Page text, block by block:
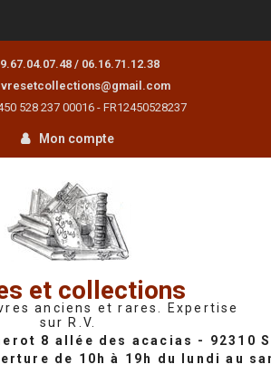
/ 06.16.71.12.38
528 237 00016 - FR12450528237
Mon compte
et collections
anciens et rares. Expertise
sur R.V.